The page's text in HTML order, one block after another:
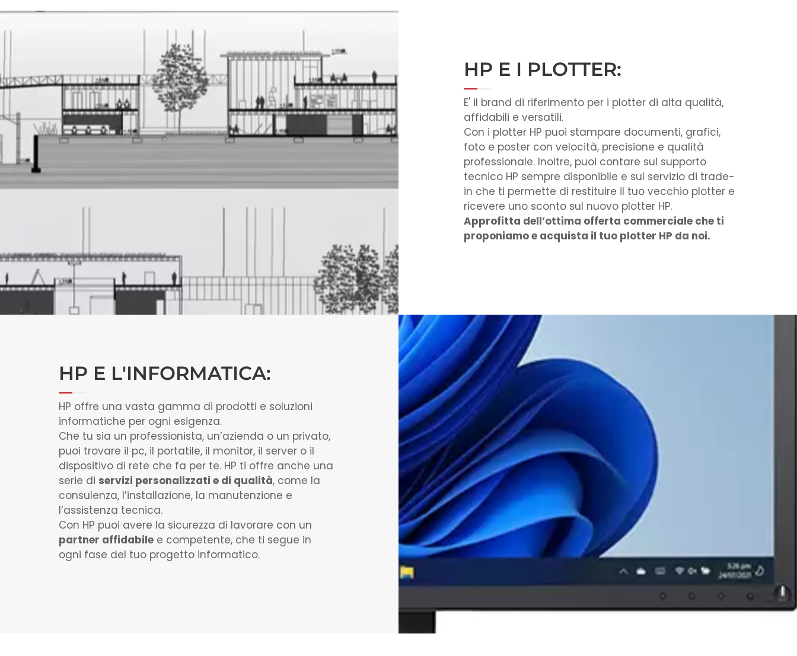
HP E I PLOTTER:
E' il brand di riferimento per i plotter di alta qualità,
affidabili e versatili.
Con i plotter HP puoi stampare documenti, grafici,
foto e poster con velocità, precisione e qualità
professionale. Inoltre, puoi contare sul supporto
tecnico HP sempre disponibile e sul servizio di trade-
in che ti permette di restituire il tuo vecchio plotter e
ricevere uno sconto sul nuovo plotter HP.
Approfitta dell’ottima offerta commerciale che ti
proponiamo e acquista il tuo plotter HP da noi.
HP E L'INFORMATICA:
HP offre una vasta gamma di prodotti e soluzioni
informatiche per ogni esigenza.
Che tu sia un professionista, un’azienda o un privato,
puoi trovare il pc, il portatile, il monitor, il server o il
dispositivo di rete che fa per te. HP ti offre anche una
serie di servizi personalizzati e di qualità, come la
consulenza, l’installazione, la manutenzione e
l’assistenza tecnica.
Con HP puoi avere la sicurezza di lavorare con un
partner affidabile e competente, che ti segue in
ogni fase del tuo progetto informatico.